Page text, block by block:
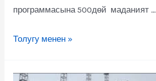
программасына 500дөй маданият …
Толугу менен »